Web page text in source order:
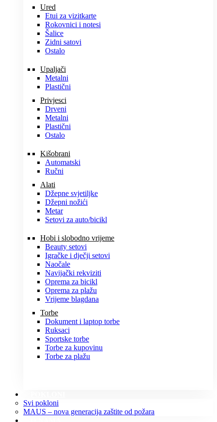
Ured
Etui za vizitkarte
Rokovnici i notesi
Šalice
Zidni satovi
Ostalo
Upaljači
Metalni
Plastični
Privjesci
Drveni
Metalni
Plastični
Ostalo
Kišobrani
Automatski
Ručni
Alati
Džepne svjetiljke
Džepni nožići
Metar
Setovi za auto/bicikl
Hobi i slobodno vrijeme
Beauty setovi
Igračke i dječji setovi
Naočale
Navijački rekviziti
Oprema za bicikl
Oprema za plažu
Vrijeme blagdana
Torbe
Dokument i laptop torbe
Ruksaci
Sportske torbe
Torbe za kupovinu
Torbe za plažu
Svi pokloni
MAUS – nova generacija zaštite od požara